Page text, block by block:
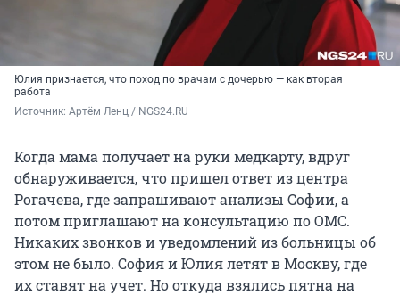
Юлия признается, что поход по врачам с дочерью — как вторая
работа
Источник: Артём Ленц / NGS24.RU
Когда мама получает на руки медкарту, вдруг
обнаруживается, что пришел ответ из центра
Рогачева, где запрашивают анализы Софии, а
потом приглашают на консультацию по ОМС.
Никаких звонков и уведомлений из больницы об
этом не было. София и Юлия летят в Москву, где
их ставят на учет. Но откуда взялись пятна на